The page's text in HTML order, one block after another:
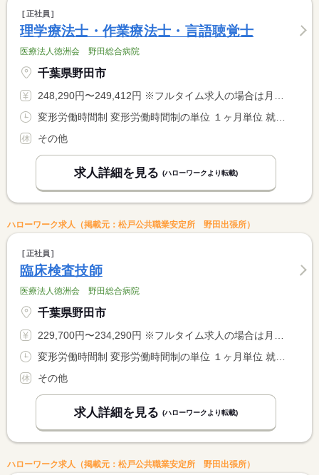
正社員
理学療法士・作業療法士・言語聴覚士
医療法人徳洲会 野田総合病院
千葉県野田市
248,290円〜249,412円 ※フルタイム求人の場合は月額（換算額）、パート求人の場合は時間額を表示しています。
その他
求人詳細を見る (ハローワークより転載)
ハローワーク求人（掲載元：松戸公共職業安定所 野田出張所）
正社員
臨床検査技師
医療法人徳洲会 野田総合病院
千葉県野田市
229,700円〜234,290円 ※フルタイム求人の場合は月額（換算額）、パート求人の場合は時間額を表示しています。
その他
求人詳細を見る (ハローワークより転載)
ハローワーク求人（掲載元：松戸公共職業安定所 野田出張所）